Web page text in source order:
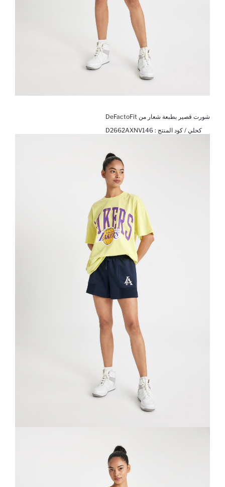
شورت قصير بطبعة شعار من DeFactoFit
كحلي / كود المنتج : D2662AXNV146